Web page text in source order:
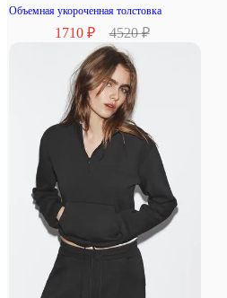
Объемная укороченная толстовка
1710 ₽ 4520 ₽